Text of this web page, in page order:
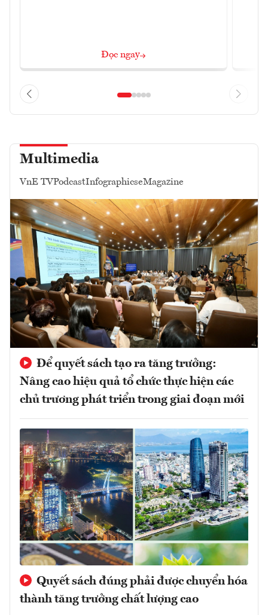
Đọc ngay
Multimedia
VnE TVPodcastInfographicseMagazine
Để quyết sách tạo ra tăng trưởng:
Nâng cao hiệu quả tổ chức thực hiện các
chủ trương phát triển trong giai đoạn mới
Quyết sách đúng phải được chuyển hóa
thành tăng trưởng chất lượng cao